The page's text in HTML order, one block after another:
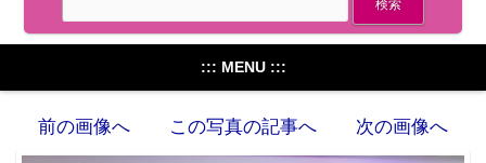
::: MENU :::
前の画像へ この写真の記事へ 次の画像へ